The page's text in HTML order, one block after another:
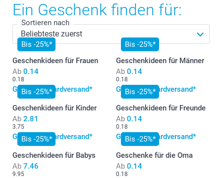
Ein Geschenk finden für:
Sortieren nach
Bis -25%*
Geschenkideen für Frauen
Ab 0.14
0.18
Gratis Standardversand*
Bis -25%*
Geschenkideen für Männer
Ab 0.14
0.18
Gratis Standardversand*
Bis -25%*
Geschenkideen für Kinder
Ab 2.81
3.75
Gratis Standardversand*
Bis -25%*
Geschenkideen für Freunde
Ab 0.14
0.18
Gratis Standardversand*
Bis -25%*
Geschenkideen für Babys
Ab 7.46
9.95
Bis -25%*
Geschenke für die Oma
Ab 0.14
0.18